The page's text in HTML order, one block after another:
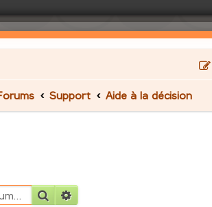
Support Aide à la décision
Rechercher